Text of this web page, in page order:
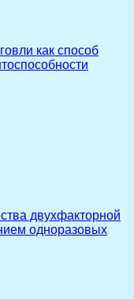
как способ
двухфакторной
одноразовых